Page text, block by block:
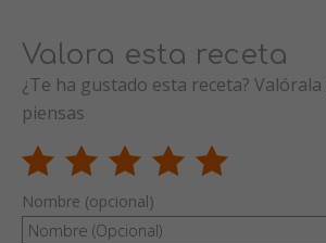
Valora esta receta
¿Te ha gustado esta receta? Valórala
piensas
Nombre (opcional)